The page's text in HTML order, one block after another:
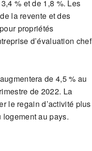
% et de 1,8 %. Les
la revente et des
propriétés
d’évaluation chef
de 4,5 % au
de 2022. La
le regain d’activité plus
au pays.